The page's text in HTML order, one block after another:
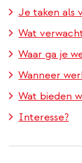
Je taken als
Wat
Waar ga je
Wanneer
Wat bieden
Interesse?